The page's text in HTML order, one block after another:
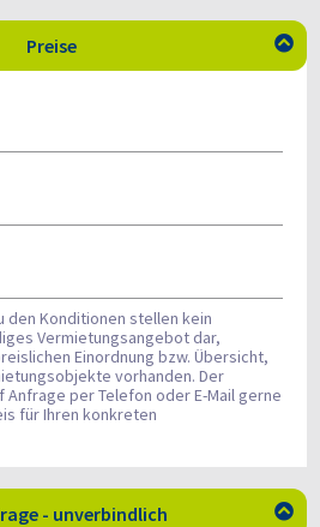
Preise 
den Konditionen stellen kein
Vermietungsangebot dar,
Einordnung bzw. Übersicht,
vorhanden. Der
Anfrage per Telefon oder E-Mail gerne
für Ihren konkreten
- unverbindlich 